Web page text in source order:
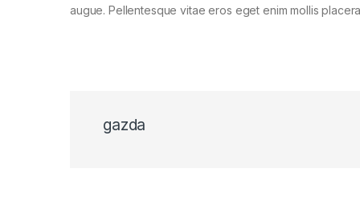
augue. Pellentesque vitae eros eget enim mollis
gazda